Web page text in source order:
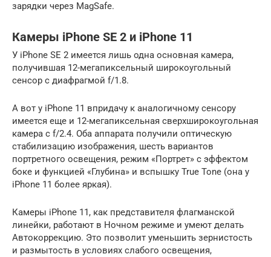
зарядки через MagSafe.
Камеры iPhone SE 2 и iPhone 11
У iPhone SE 2 имеется лишь одна основная камера,
получившая 12-мегапиксельный широкоугольный
сенсор с диафрагмой f/1.8.
А вот у iPhone 11 впридачу к аналогичному сенсору
имеется еще и 12-мегапиксельная сверхширокоугольная
камера с f/2.4. Оба аппарата получили оптическую
стабилизацию изображения, шесть вариантов
портретного освещения, режим «Портрет» с эффектом
боке и функцией «Глубина» и вспышку True Tone (она у
iPhone 11 более яркая).
Камеры iPhone 11, как представителя флагманской
линейки, работают в Ночном режиме и умеют делать
Автокоррекцию. Это позволит уменьшить зернистость
и размытость в условиях слабого освещения,